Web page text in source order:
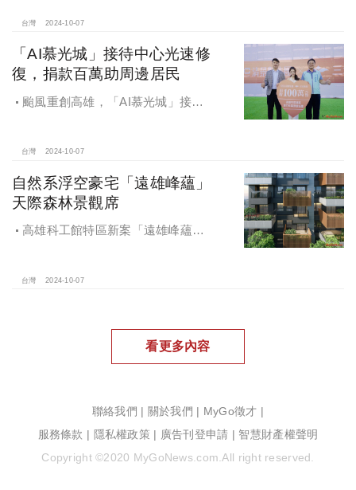
價率5％。
台灣 2024-10-07
「AI慕光城」接待中心光速修
復，捐款百萬助周邊居民
颱風重創高雄，「AI慕光城」接待
民復原家園
台灣 2024-10-07
自然系浮空豪宅「遠雄峰蘊」
天際森林景觀席
高雄科工館特區新案「遠雄峰蘊」
台灣 2024-10-07
看更多內容
聯絡我們 關於我們 MyGo徵才
服務條款
隱私權政策 廣告刊登申請
智慧財產權聲明
Copyright ©2020 MyGoNews.com.All right reserved.